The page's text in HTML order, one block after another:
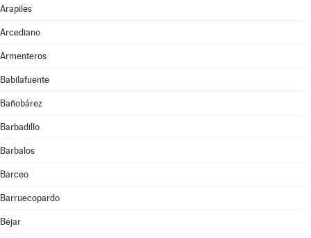
Arapiles
Arcediano
Armenteros
Babilafuente
Bañobárez
Barbadillo
Barbalos
Barceo
Barruecopardo
Béjar